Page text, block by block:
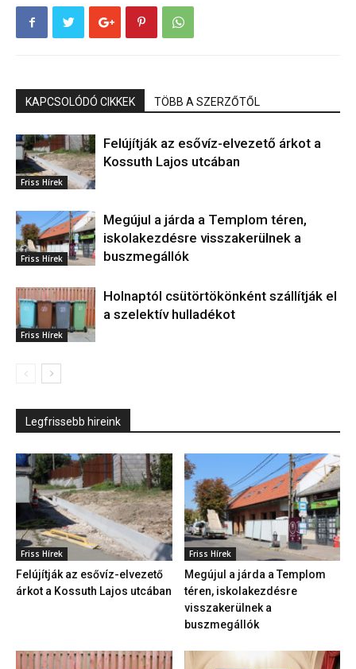
KAPCSOLÓDÓ CIKKEK TÖBB A SZERZŐTŐL
Friss Hírek
Felújítják az esővíz-elvezető árkot a
Kossuth Lajos utcában
Friss Hírek
Megújul a járda a Templom téren,
iskolakezdésre visszakerülnek a
buszmegállók
Friss Hírek
Holnaptól csütörtökönként szállítják el
a szelektív hulladékot
Legfrissebb hireink
Friss Hírek
Felújítják az esővíz-elvezető
árkot a Kossuth Lajos utcában
Friss Hírek
Megújul a járda a Templom
téren, iskolakezdésre
visszakerülnek a
buszmegállók